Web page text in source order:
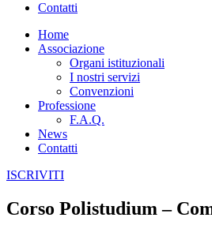
Contatti
Home
Associazione
Organi istituzionali
I nostri servizi
Convenzioni
Professione
F.A.Q.
News
Contatti
ISCRIVITI
Corso Polistudium –